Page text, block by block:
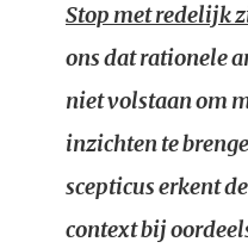
Stop met redelijk
ons dat rationele
niet volstaan om
inzichten te
scepticus erkent
context bij